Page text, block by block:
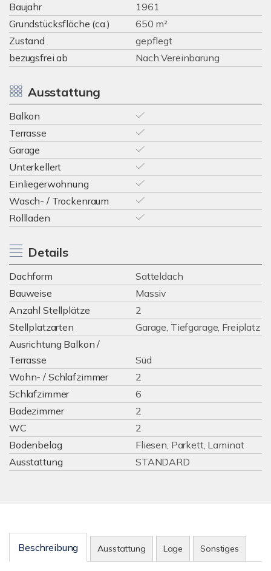
Baujahr
1961
Grundstücksfläche (ca.)
650 m²
Zustand
gepflegt
bezugsfrei ab
Nach Vereinbarung
Ausstattung
Balkon
Terrasse
Garage
Unterkellert
Einliegerwohnung
Wasch- / Trockenraum
Rollladen
Details
Dachform
Satteldach
Bauweise
Massiv
Anzahl Stellplätze
2
Stellplatzarten
Garage, Tiefgarage, Freiplatz
Ausrichtung Balkon /
Terrasse
Süd
Wohn- / Schlafzimmer
2
Schlafzimmer
6
Badezimmer
2
WC
2
Bodenbelag
Fliesen, Parkett, Laminat
Ausstattung
STANDARD
Beschreibung Ausstattung Lage Sonstiges